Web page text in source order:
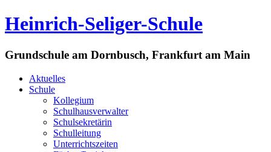
Heinrich-Seliger-Schule
Grundschule am Dornbusch, Frankfurt am Main
Aktuelles
Schule
Kollegium
Schulhausverwalter
Schulsekretärin
Schulleitung
Unterrichtszeiten